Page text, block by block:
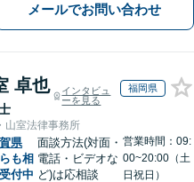
メールでお問い合わせ
卓也
インタビュ
ーを見る
福岡県
山室法律事務所
県
も相
付中
面談方法(対面・
電話・ビデオな
ど)は応相談
営業時間：09:
00~20:00（土
日祝日）